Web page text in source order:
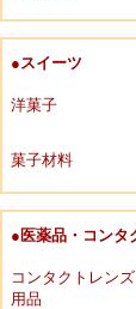
●スイーツ
洋菓子
菓子材料
●医薬品・コンタ
コンタクトレン
用品